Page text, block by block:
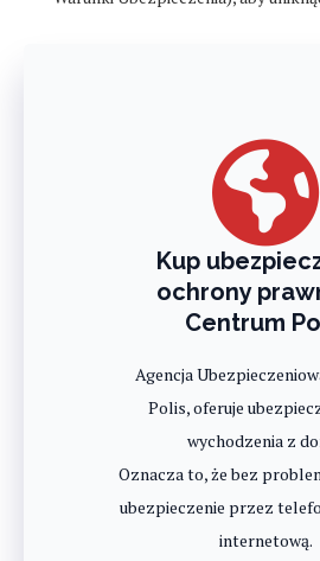
Kup
ochrony
Centrum
Agencja
Polis, oferuje
wychodzenia z
Oznacza to, że bez
ubezpieczenie przez
internetową.